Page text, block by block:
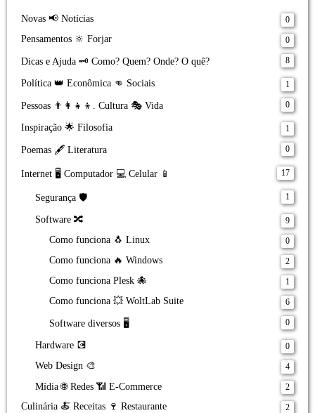
Novas 📢 Notícias 0
Pensamentos 🔆 Forjar 0
Dicas e Ajuda 🗝️ Como? Quem? Onde? O quê? 8
Política 👑 Econômica 👊 Sociais 1
Pessoas 👨‍👩‍👧‍👦. Cultura 🎭 Vida 0
Inspiração 🌟 Filosofia 1
Poemas 🖋️ Literatura 0
Internet 🖥️ Computador 💻 Celular 📱 17
Segurança 🛡️ 1
Software 🔀 9
Como funciona 🐧 Linux 0
Como funciona 🔥 Windows 2
Como funciona Plesk 🐙 1
Como funciona 💥 WoltLab Suite 6
Software diversos 🖥️ 0
Hardware 💽 0
Web Design 🎨 4
Mídia 🌐 Redes 📶 E-Commerce 2
Culinária 🍝 Receitas 🍷 Restaurante 2